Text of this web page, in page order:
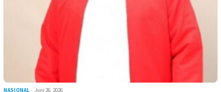
NASIONAL Juni 26, 2026